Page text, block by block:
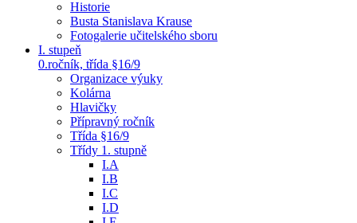
Historie
Busta Stanislava Krause
Fotogalerie učitelského sboru
I. stupeň
0.ročník, třída §16/9
Organizace výuky
Kolárna
Hlavičky
Přípravný ročník
Třída §16/9
Třídy 1. stupně
I.A
I.B
I.C
I.D